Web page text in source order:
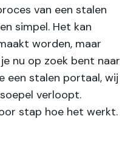
van een stalen
simpel. Het kan
worden, maar
nu op zoek bent naar
een stalen portaal, wij
verloopt.
stap hoe het werkt.